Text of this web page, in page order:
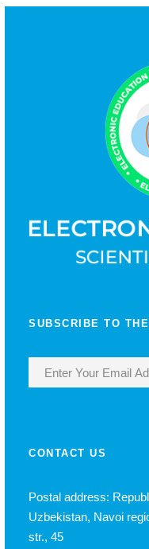
SUBSCRIBE TO
CONTACT US
Postal address:
Uzbekistan, Navoi
str., 45